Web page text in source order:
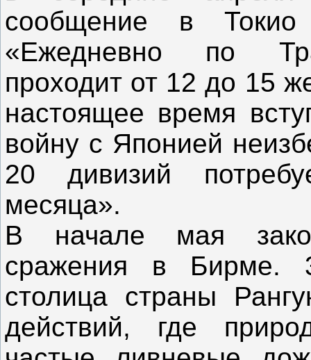
сообщение в Токио
«Ежедневно по
проходит от 12 до 15
настоящее время
войну с Японией
20 дивизий
месяца».
В начале мая
сражения в Бирме.
столица страны
действий, где